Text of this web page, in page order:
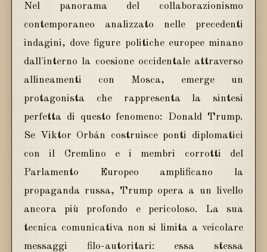
Nel panorama del collaborazionismo
contemporaneo analizzato nelle precedenti
indagini, dove figure politiche europee minano
dall'interno la coesione occidentale attraverso
allineamenti con Mosca, emerge un
protagonista che rappresenta la sintesi
perfetta di questo fenomeno: Donald Trump.
Se Viktor Orbán costruisce ponti diplomatici
con il Cremlino e i membri corrotti del
Parlamento Europeo amplificano la
propaganda russa, Trump opera a un livello
ancora più profondo e pericoloso. La sua
tecnica comunicativa non si limita a veicolare
messaggi filo-autoritari: essa stessa